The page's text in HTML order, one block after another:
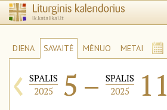
DIENA SAVAITĖ MĖNUO METAI
‹ SPALIS
2025
5 – SPALIS
2025
11